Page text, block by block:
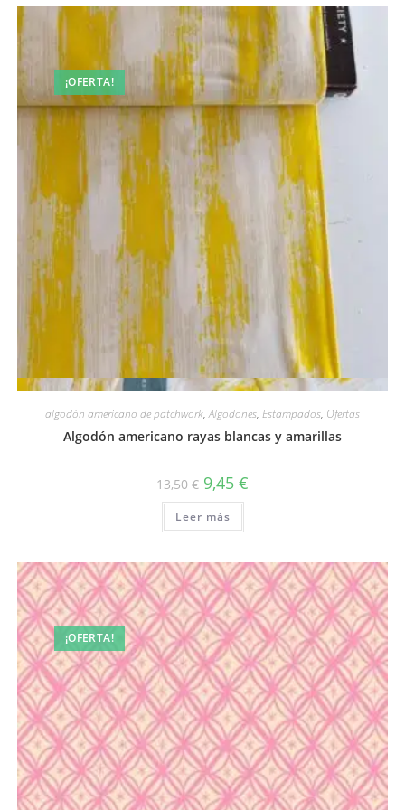
¡OFERTA!
Vista rápida
algodón americano de patchwork,Algodones, Estampados, Ofertas
Algodón americano rayas blancas y amarillas
13,50€ El
precio
original
era:
13,50 €.
9,45 €
Leer más
¡OFERTA!